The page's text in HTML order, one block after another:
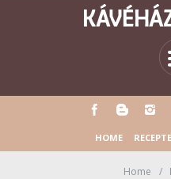
HOME
Home